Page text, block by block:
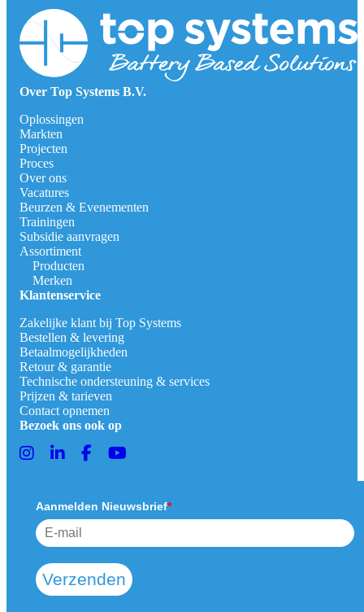
Over Top Systems B.V.
Oplossingen
Markten
Projecten
Proces
Over ons
Vacatures
Beurzen & Evenementen
Trainingen
Subsidie aanvragen
Assortiment
Producten
Merken
Klantenservice
Zakelijke klant bij Top Systems
Bestellen & levering
Betaalmogelijkheden
Retour & garantie
Technische ondersteuning & services
Prijzen & tarieven
Contact opnemen
Bezoek ons ook op
Aanmelden Nieuwsbrief*
Verzenden